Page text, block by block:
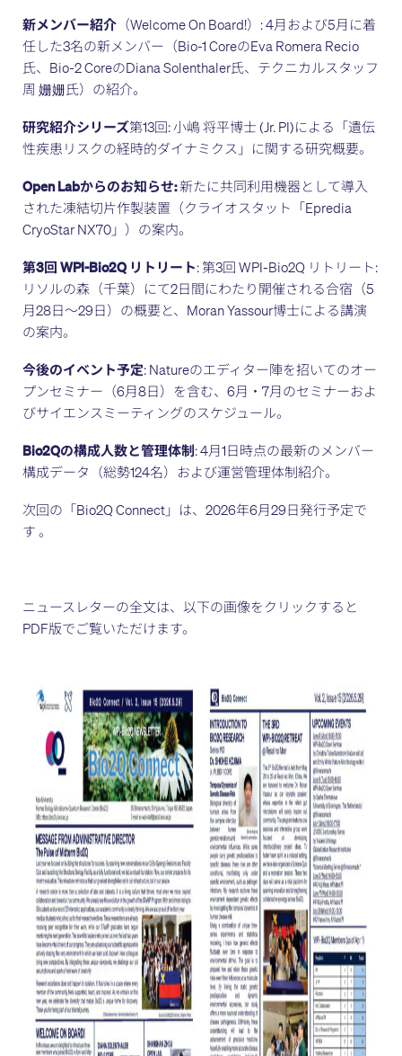
新メンバー紹介 （Welcome On Board!）: 4月および5月に着
任した3名の新メンバー（Bio-1 CoreのEva Romera Recio
氏、Bio-2 CoreのDiana Solenthaler氏、テクニカルスタッフ
周 姗姗氏）の紹介。
研究紹介シリーズ第13回: 小嶋 将平博士 (Jr. PI)による「遺伝
性疾患リスクの経時的ダイナミクス」に関する研究概要。
Open Labからのお知らせ:新たに共同利用機器として導入
された凍結切片作製装置（クライオスタット「Epredia
CryoStar NX70」）の案内。
第3回 WPI-Bio2Q リトリート: 第3回 WPI-Bio2Q リトリート:
リソルの森（千葉）にて2日間にわたり開催される合宿（5
月28日〜29日）の概要と、Moran Yassour博士による講演
の案内。
今後のイベント予定: Natureのエディター陣を招いてのオー
プンセミナー（6月8日）を含む、6月・7月のセミナーおよ
びサイエンスミーティングのスケジュール。
Bio2Qの構成人数と管理体制: 4月1日時点の最新のメンバー
構成データ（総勢124名）および運営管理体制紹介。
次回の「Bio2Q Connect」は、2026年6月29日発行予定で
す 。
ニュースレターの全文は、以下の画像をクリックすると
PDF版でご覧いただけます。